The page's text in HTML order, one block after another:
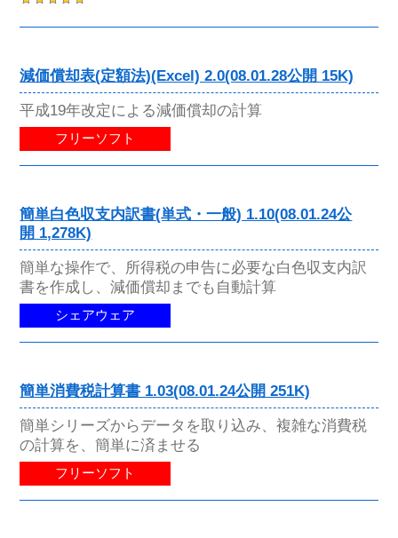
減価償却表(定額法)(Excel) 2.0(08.01.28公開 15K)
平成19年改定による減価償却の計算
フリーソフト
簡単白色収支内訳書(単式・一般) 1.10(08.01.24公
開 1,278K)
簡単な操作で、所得税の申告に必要な白色収支内訳
書を作成し、減価償却までも自動計算
シェアウェア
簡単消費税計算書 1.03(08.01.24公開 251K)
簡単シリーズからデータを取り込み、複雑な消費税
の計算を、簡単に済ませる
フリーソフト